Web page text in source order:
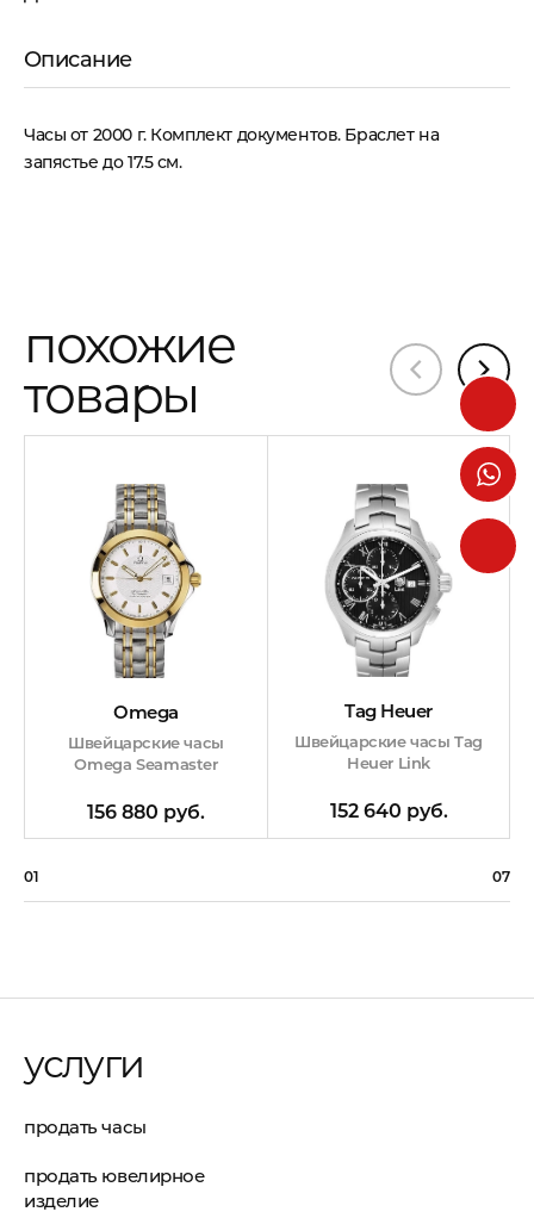
Описание
Часы от 2000 г. Комплект документов. Браслет на
запястье до 17.5 см.
похожие
товары
Omega
Швейцарские часы
Omega Seamaster
156 880 руб.
Tag Heuer
Швейцарские часы Tag
Heuer Link
152 640 руб.
01 07
услуги
продать часы
продать ювелирное
изделие